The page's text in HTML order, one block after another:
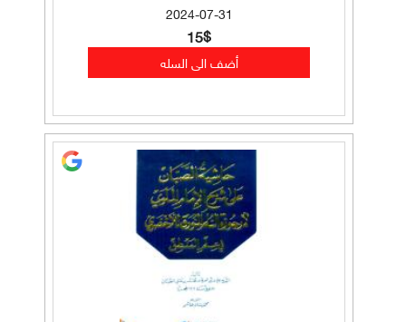
2024-07-31
15$